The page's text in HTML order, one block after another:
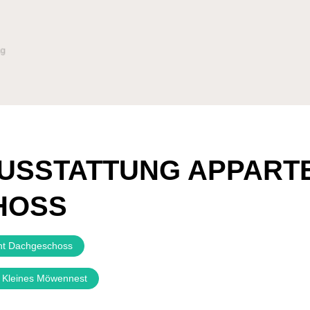
Dachgeschoss
Möwennest